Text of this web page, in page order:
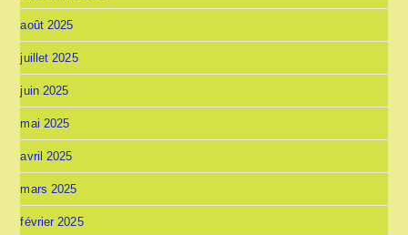
août 2025
juillet 2025
juin 2025
mai 2025
avril 2025
mars 2025
février 2025